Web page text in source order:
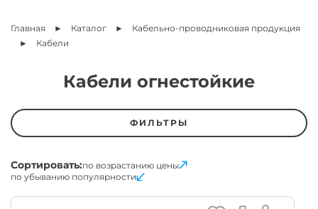
Главная Каталог
Кабельно-проводниковая продукция
Кабели
Кабели огнестойкие
ФИЛЬТРЫ
Сортировать:по возрастанию цены
по убыванию популярности